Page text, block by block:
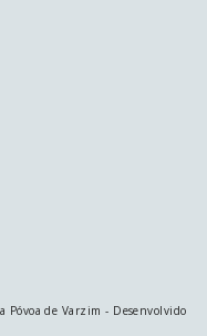
Póvoa de Varzim - Desenvolvido